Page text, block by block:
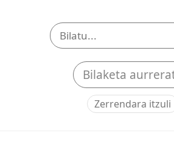
Bilaketa
Zerrendara itzuli